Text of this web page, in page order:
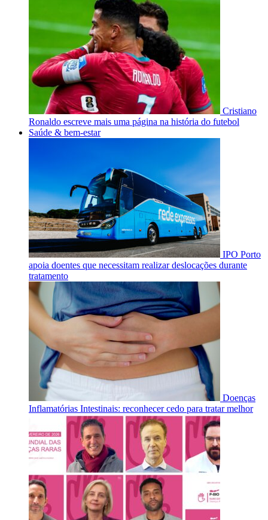
Cristiano
Ronaldo escreve mais uma página na história do futebol
Saúde & bem-estar
IPO Porto
apoia doentes que necessitam realizar deslocações durante
tratamento
Doenças
Inflamatórias Intestinais: reconhecer cedo para tratar melhor